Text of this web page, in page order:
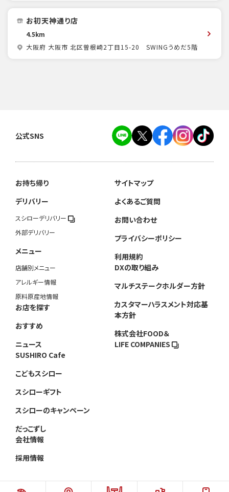
お初天神通り店
4.5km
大阪府 大阪市 北区曽根崎2丁目15-20 SWINGうめだ5階
公式SNS
お持ち帰り
デリバリー
スシローデリバリー
外部デリバリー
メニュー
店舗別メニュー
アレルギー情報
原料原産地情報
お店を探す
おすすめ
ニュース
SUSHIRO Cafe
こどもスシロー
スシローギフト
スシローのキャンペーン
だっこずし
会社情報
採用情報
サイトマップ
よくあるご質問
お問い合わせ
プライバシーポリシー
利用規約
DXの取り組み
マルチステークホルダー方針
カスタマーハラスメント対応基
本方針
株式会社FOOD＆
LIFE COMPANIES